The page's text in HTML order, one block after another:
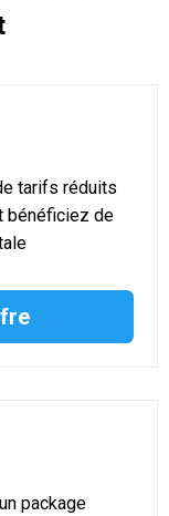
tarifs réduits
bénéficiez de
package